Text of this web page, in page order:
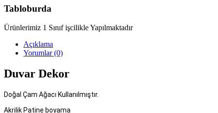
Tabloburda
Ürünlerimiz 1 Sınıf işcilikle Yapılmaktadır
Açıklama
Yorumlar (0)
Duvar Dekor
Doğal Çam Ağacı Kullanılmıştır.
Akrilik Patine boyama